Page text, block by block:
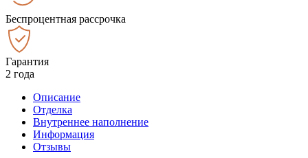
Беспроцентная рассрочка
Гарантия
2 года
Описание
Отделка
Внутреннее наполнение
Информация
Отзывы